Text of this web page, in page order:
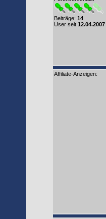
Beiträge: 14
User seit 12.04.2007
Affiliate-Anzeigen: